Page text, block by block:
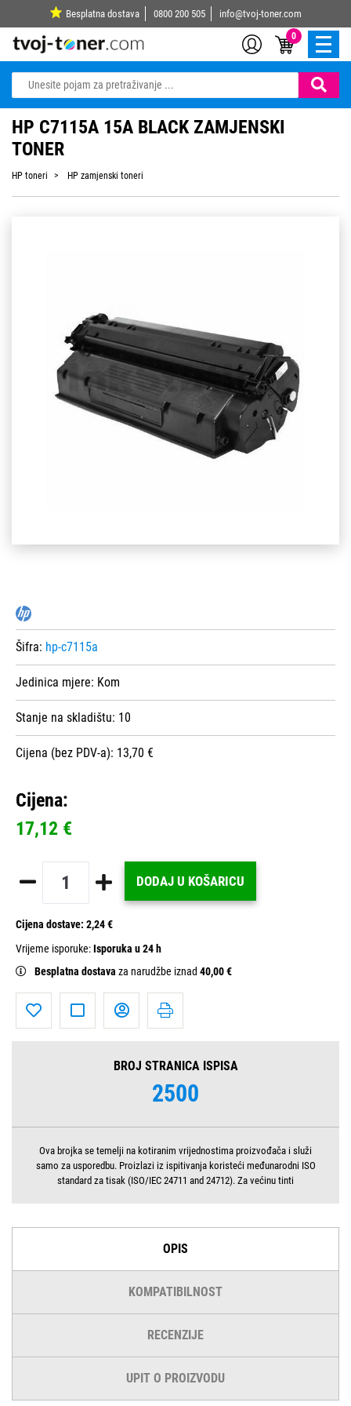
Besplatna dostava 0800 200 505 info@tvoj-toner.com
0
HP C7115A 15A BLACK ZAMJENSKI
TONER
HP toneri HP zamjenski toneri
Šifra: hp-c7115a
Jedinica mjere: Kom
Stanje na skladištu: 10
Cijena (bez PDV-a): 13,70 €
Cijena:
17,12 €
DODAJ U KOŠARICU
Cijena dostave: 2,24 €
Vrijeme isporuke:Isporuka u 24 h
Besplatna dostava za narudžbe iznad 40,00 €
BROJ STRANICA ISPISA
2500
Ova brojka se temelji na kotiranim vrijednostima proizvođača i služi
samo za usporedbu. Proizlazi iz ispitivanja koristeći međunarodni ISO
standard za tisak (ISO/IEC 24711 and 24712). Za većinu tinti
OPIS
KOMPATIBILNOST
RECENZIJE
UPIT O PROIZVODU